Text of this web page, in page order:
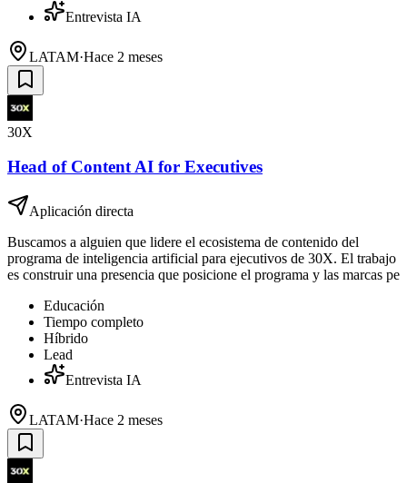
Entrevista IA
LATAM·Hace 2 meses
30X
Head of Content AI for Executives
Aplicación directa
Buscamos a alguien que lidere el ecosistema de contenido del
programa de inteligencia artificial para ejecutivos de 30X. El trabajo
es construir una presencia que posicione el programa y las marcas pe
Educación
Tiempo completo
Híbrido
Lead
Entrevista IA
LATAM·Hace 2 meses